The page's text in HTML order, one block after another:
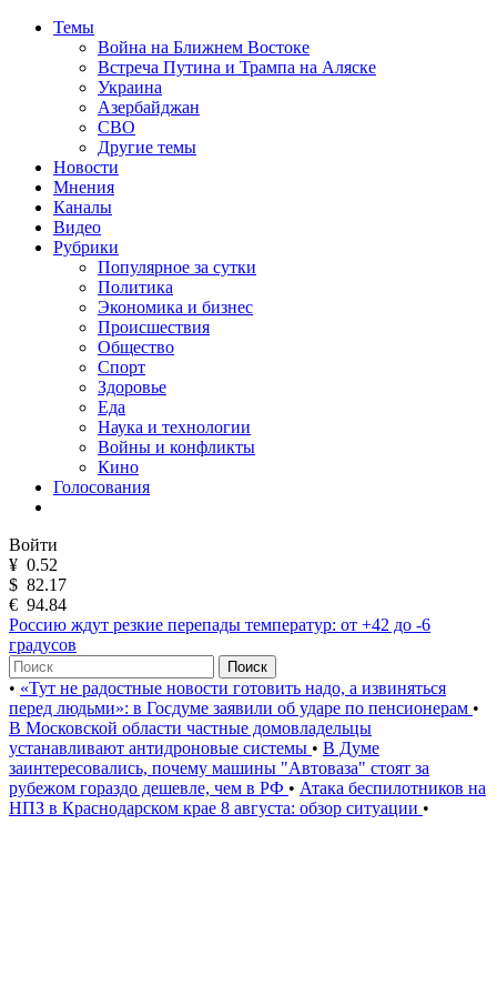
Темы
Война на Ближнем Востоке
Встреча Путина и Трампа на Аляске
Украина
Азербайджан
СВО
Другие темы
Новости
Мнения
Каналы
Видео
Рубрики
Популярное за сутки
Политика
Экономика и бизнес
Происшествия
Общество
Спорт
Здоровье
Еда
Наука и технологии
Войны и конфликты
Кино
Голосования
Войти
¥ 0.52
$ 82.17
€ 94.84
Россию ждут резкие перепады температур: от +42 до -6
градусов
Поиск
• «Тут не радостные новости готовить надо, а извиняться
перед людьми»: в Госдуме заявили об ударе по пенсионерам •
В Московской области частные домовладельцы
устанавливают антидроновые системы • В Думе
заинтересовались, почему машины "Автоваза" стоят за
рубежом гораздо дешевле, чем в РФ • Атака беспилотников на
НПЗ в Краснодарском крае 8 августа: обзор ситуации •